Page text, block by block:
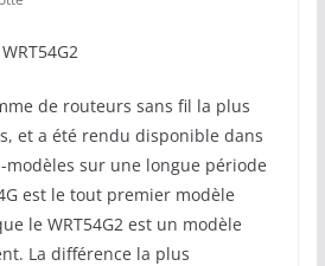
de routeurs sans fil la plus
et a été rendu disponible dans
modèles sur une longue période
est le tout premier modèle
le WRT54G2 est un modèle
La différence la plus